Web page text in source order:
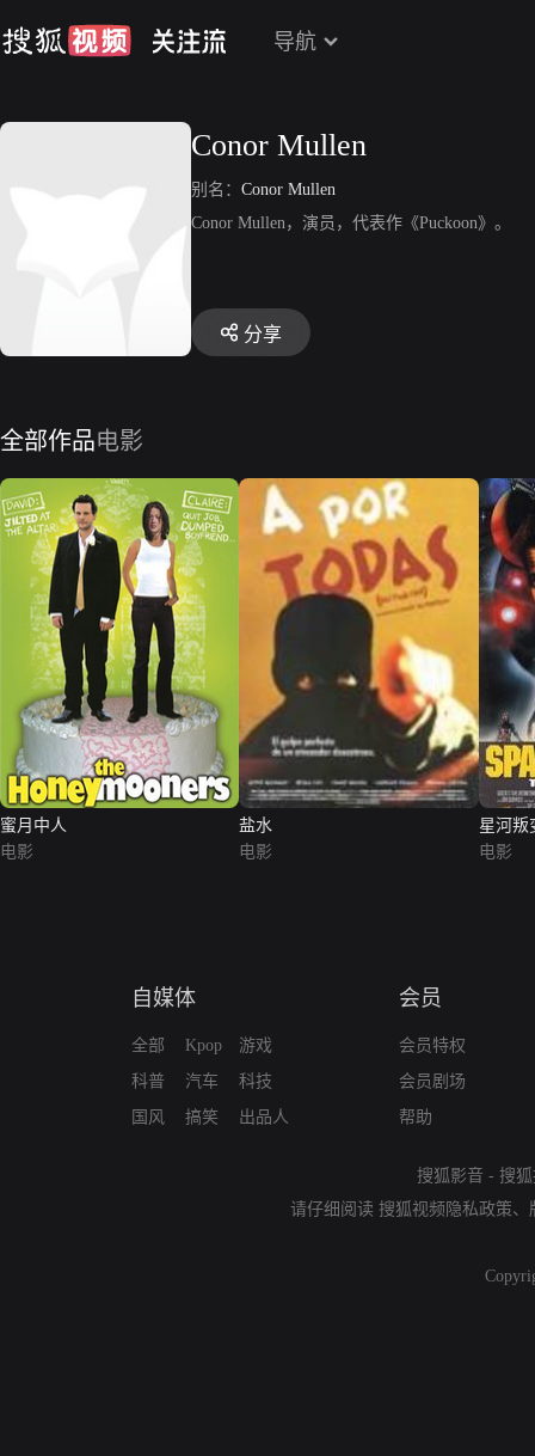
导航
Conor Mullen
别名： Conor Mullen
Conor Mullen，演员，代表作《Puckoon》。
分享
全部作品电影
蜜月中人
电影
盐水
电影
星河叛
电影
自媒体
全部
科普
国风
Kpop
汽车
搞笑
游戏
科技
出品人
会员
会员特权
会员剧场
帮助
搜狐影音 - 搜
请仔细阅读 搜狐视频隐私政策、